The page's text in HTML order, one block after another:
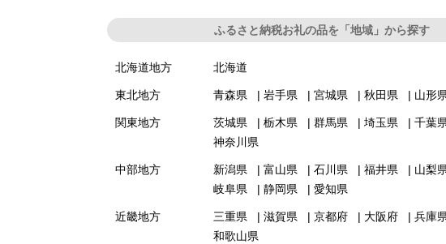
ふるさと納税お礼の品を「地域」から探す
北海道地方 北海道
東北地方 青森県 岩手県 宮城県 秋田県 山形
関東地方 茨城県 栃木県 群馬県 埼玉県 千葉
神奈川県
中部地方 新潟県 富山県 石川県 福井県 山梨
岐阜県
静岡県 愛知県
近畿地方 三重県 滋賀県 京都府 大阪府 兵庫
和歌山県